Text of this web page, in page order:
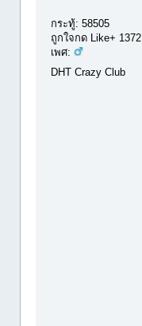
กระทู้: 58505
ถูกใจกด Like+ 1372
เพศ:
DHT Crazy Club